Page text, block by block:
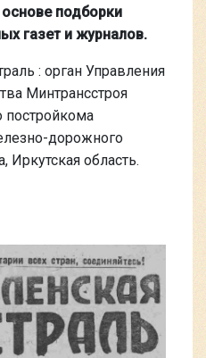
основе подборки
газет и журналов.
: орган Управления
Минтрансстроя
дорожного
Иркутская область.